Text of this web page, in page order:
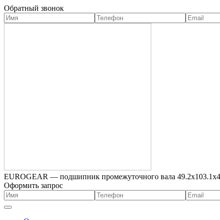
Обратный звонок
EUROGEAR — подшипник промежуточного вала
Оформить запрос